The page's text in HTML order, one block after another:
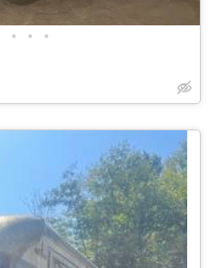
• • •